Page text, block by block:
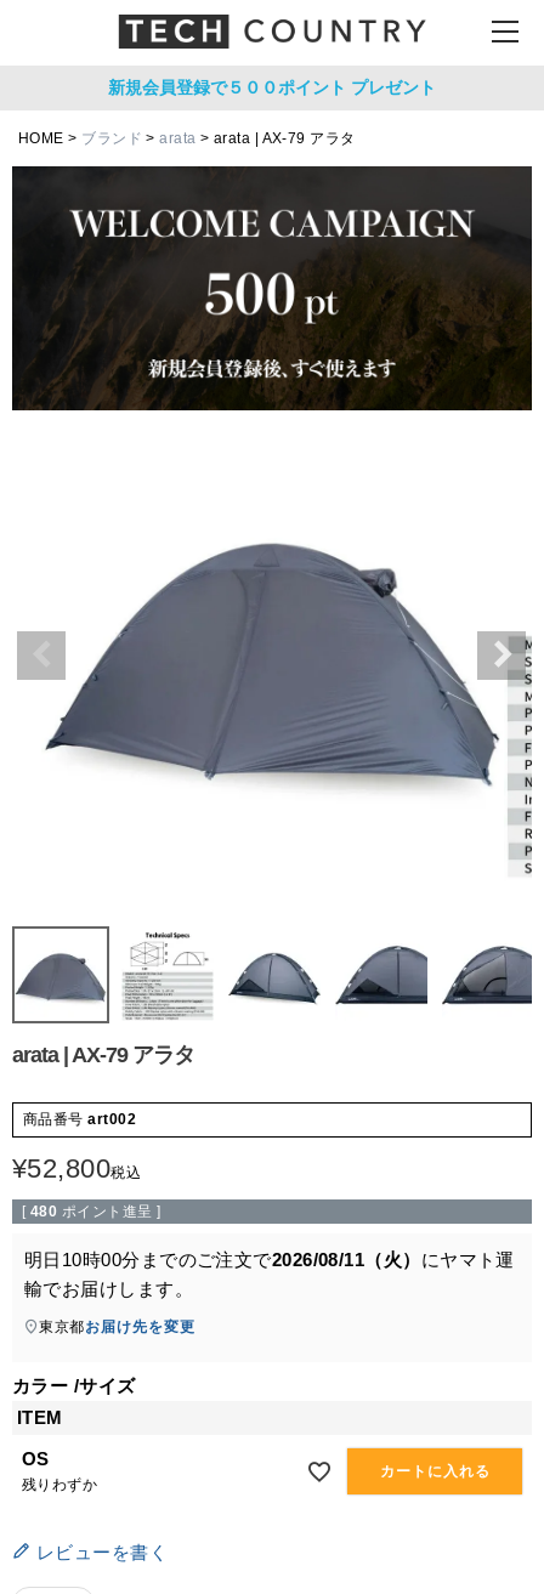
新規会員登録で５００ポイント プレゼント
HOME ブランド arata arata | AX-79 アラタ
arata | AX-79 アラタ
商品番号 art002
¥52,800税込
[ 480 ポイント進呈 ]
明日 10時00分 までのご注文で2026/08/11（火） にヤマト運
輸でお届けします。
東京都お届け先を変更
カラー サイズ
ITEM
OS
残りわずか
カートに入れる
レビューを書く